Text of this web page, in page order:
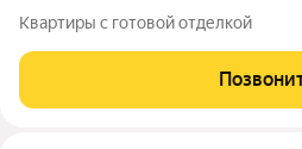
Квартиры с готовой отделкой